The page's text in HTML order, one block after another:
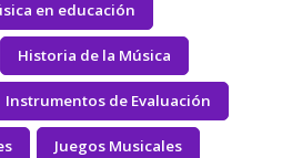
en educación
Historia de la Música
Instrumentos de Evaluación
Juegos Musicales